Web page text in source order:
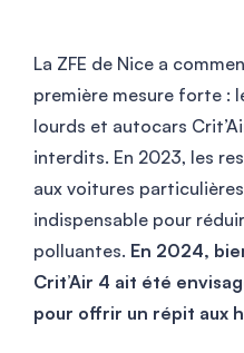
La ZFE de Nice a
première mesure forte :
lourds et autocars
interdits. En 2023, les
aux voitures
indispensable pour
polluantes. En 2024,
Crit’Air 4 ait été
pour offrir un répit aux